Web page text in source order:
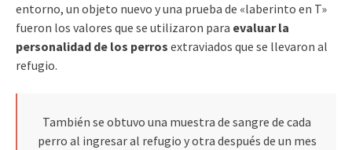
entorno, un objeto nuevo y una prueba de «laberinto en T»
fueron los valores que se utilizaron para evaluar la
personalidad de los perros extraviados que se llevaron al
refugio.
También se obtuvo una muestra de sangre de cada
perro al ingresar al refugio y otra después de un mes